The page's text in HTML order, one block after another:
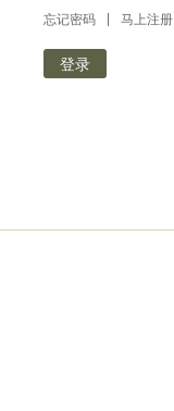
忘记密码 马上注册